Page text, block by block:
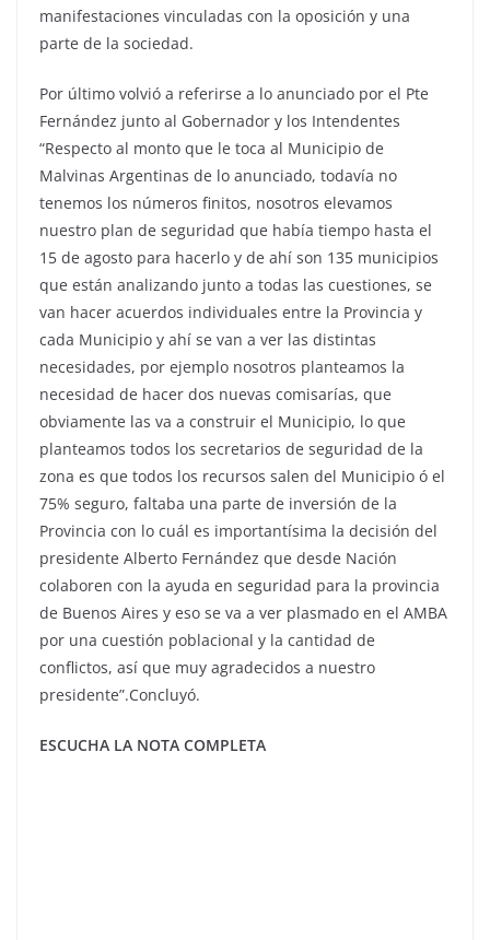
manifestaciones vinculadas con la oposición y una
parte de la sociedad.
Por último volvió a referirse a lo anunciado por el Pte
Fernández junto al Gobernador y los Intendentes
“Respecto al monto que le toca al Municipio de
Malvinas Argentinas de lo anunciado, todavía no
tenemos los números finitos, nosotros elevamos
nuestro plan de seguridad que había tiempo hasta el
15 de agosto para hacerlo y de ahí son 135 municipios
que están analizando junto a todas las cuestiones, se
van hacer acuerdos individuales entre la Provincia y
cada Municipio y ahí se van a ver las distintas
necesidades, por ejemplo nosotros planteamos la
necesidad de hacer dos nuevas comisarías, que
obviamente las va a construir el Municipio, lo que
planteamos todos los secretarios de seguridad de la
zona es que todos los recursos salen del Municipio ó el
75% seguro, faltaba una parte de inversión de la
Provincia con lo cuál es importantísima la decisión del
presidente Alberto Fernández que desde Nación
colaboren con la ayuda en seguridad para la provincia
de Buenos Aires y eso se va a ver plasmado en el AMBA
por una cuestión poblacional y la cantidad de
conflictos, así que muy agradecidos a nuestro
presidente”.Concluyó.
ESCUCHA LA NOTA COMPLETA